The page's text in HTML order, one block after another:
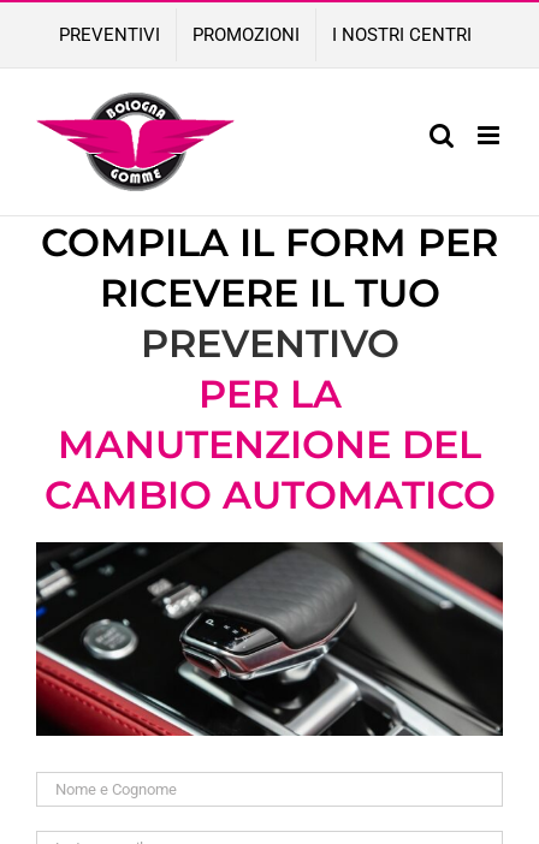
content
PREVENTIVI PROMOZIONI I NOSTRI CENTRI
COMPILA IL FORM PER
RICEVERE IL TUO
PREVENTIVO
PER LA
MANUTENZIONE DEL
CAMBIO AUTOMATICO